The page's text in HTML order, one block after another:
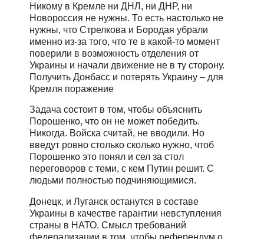
Никому в Кремле ни ДНЛ, ни ДНР, ни
Новороссия не нужны. То есть настолько не
нужны, что Стрелкова и Бородая убрали
именно из-за того, что те в какой-то момент
поверили в возможность отделения от
Украины и начали движение не в ту сторону.
Получить Донбасс и потерять Украину – для
Кремля поражение
Задача состоит в том, чтобы объяснить
Порошенко, что он не может победить.
Никогда. Войска считай, не вводили. Но
введут ровно столько сколько нужно, чтоб
Порошенко это понял и сел за стол
переговоров с теми, с кем Путин решит. С
людьми полностью подчиняющимися.
Донецк, и Луганск останутся в составе
Украины в качестве гарантии невступления
страны в НАТО. Смысл требований